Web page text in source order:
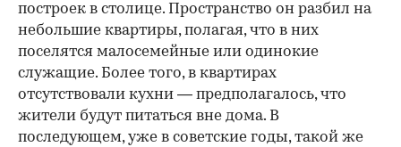
построек в столице. Пространство он разбил на
небольшие квартиры, полагая, что в них
поселятся малосемейные или одинокие
служащие. Более того, в квартирах
отсутствовали кухни — предполагалось, что
жители будут питаться вне дома. В
последующем, уже в советские годы, такой же